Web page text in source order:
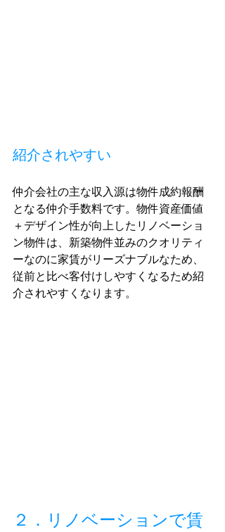
紹介されやすい
仲介会社の主な収入源は物件成約報酬
となる仲介手数料です。物件資産価値
＋デザイン性が向上したリノベーショ
ン物件は、新築物件並みのクオリティ
ーなのに家賃がリーズナブルなため、
従前と比べ客付けしやすくなるため紹
介されやすくなります。
２．リノベーションで賃